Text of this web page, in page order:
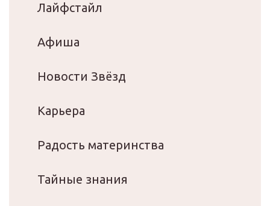
Лайфстайл
Афиша
Новости Звёзд
Карьера
Радость материнства
Тайные знания